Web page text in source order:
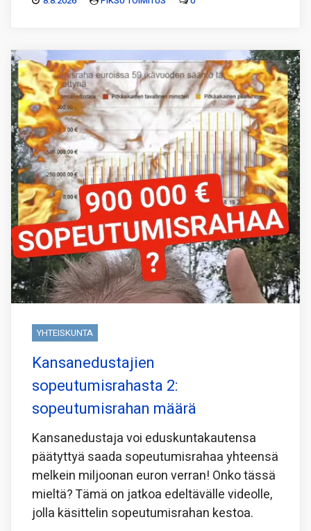
YHTEISKUNTA
Kansanedustajien
sopeutumisrahasta 2:
sopeutumisrahan määrä
Kansanedustaja voi eduskuntakautensa
päätyttyä saada sopeutumisrahaa yhteensä
melkein miljoonan euron verran! Onko tässä
mieltä? Tämä on jatkoa edeltävälle videolle,
jolla käsittelin sopeutumisrahan kestoa.